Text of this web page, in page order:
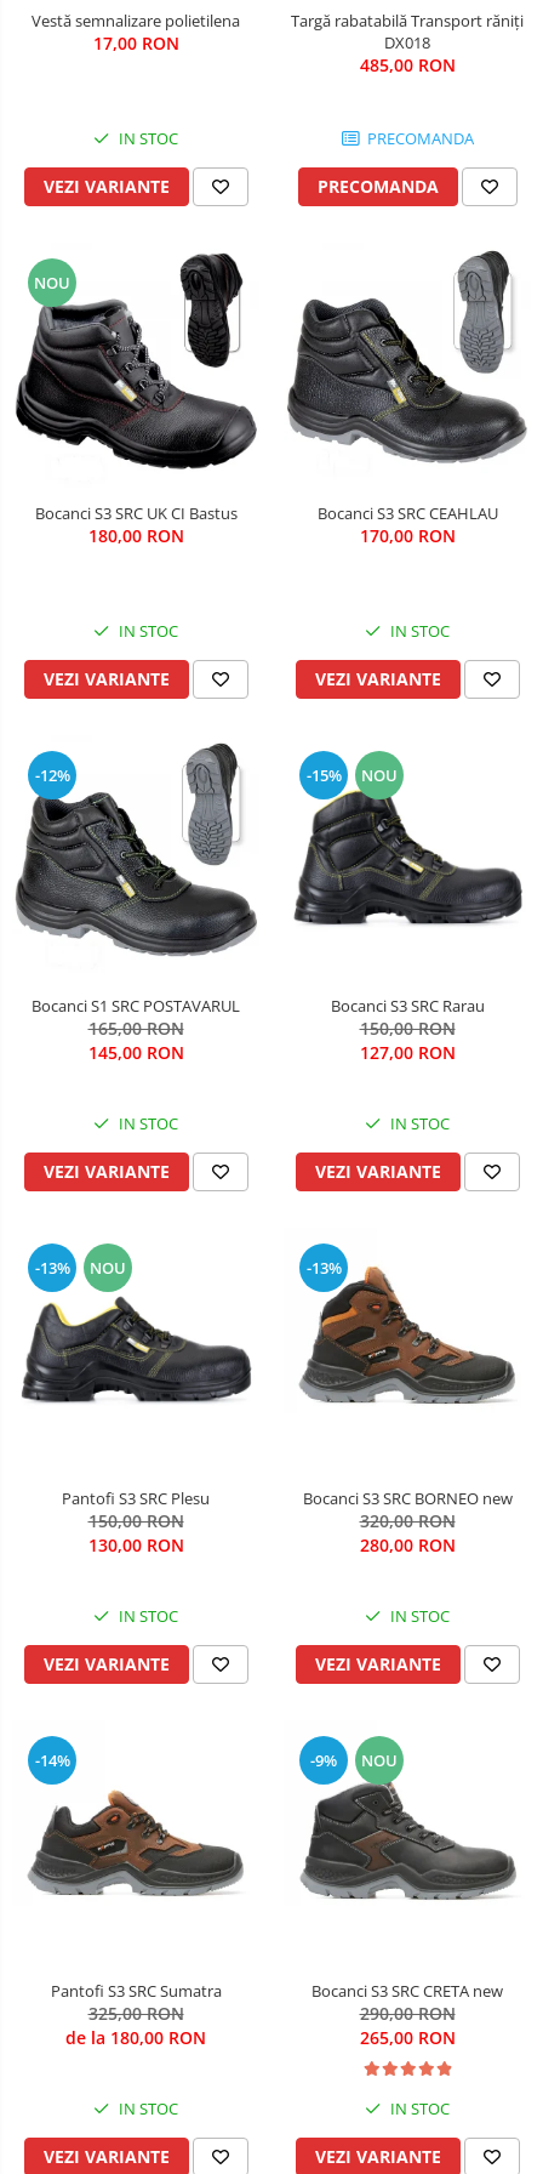
Salopete cu pieptar
îmbrăcăminte pentru damă
Rezistent la flacăra
Vizibilitate înalta hi-vis
îmbrăcăminte bucătari
îmbrăcăminte de lucru
înaltă vizibilitate hi-vis
Combinezoane
Hanorace
Jachete
Pantaloni scurti
Salopetă cu pieptar
Vestă semnalizare polietilena
17,00 RON
IN STOC
VEZI VARIANTE
Targă rabatabilă Transport răniţi
DX018
485,00 RON
PRECOMANDA
PRECOMANDA
NOU
Bocanci S3 SRC UK CI Bastus
180,00 RON
IN STOC
VEZI VARIANTE
Bocanci S3 SRC CEAHLAU
170,00 RON
IN STOC
VEZI VARIANTE
-12%
Bocanci S1 SRC POSTAVARUL
165,00 RON
145,00 RON
IN STOC
VEZI VARIANTE
-15% NOU
Bocanci S3 SRC Rarau
150,00 RON
127,00 RON
IN STOC
VEZI VARIANTE
-13% NOU
Pantofi S3 SRC Plesu
150,00 RON
130,00 RON
IN STOC
VEZI VARIANTE
-13%
Bocanci S3 SRC BORNEO new
320,00 RON
280,00 RON
IN STOC
VEZI VARIANTE
-14%
Pantofi S3 SRC Sumatra
325,00 RON
de la 180,00 RON
IN STOC
VEZI VARIANTE
-9% NOU
Bocanci S3 SRC CRETA new
290,00 RON
265,00 RON
IN STOC
VEZI VARIANTE